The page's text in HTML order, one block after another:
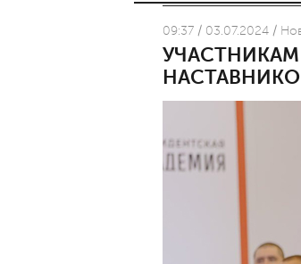
09:37 / 03.07.2024 /